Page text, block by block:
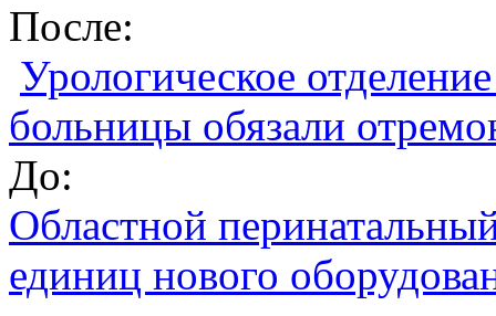
После:
Урологическое
больницы обязали
До:
Областной
единиц нового